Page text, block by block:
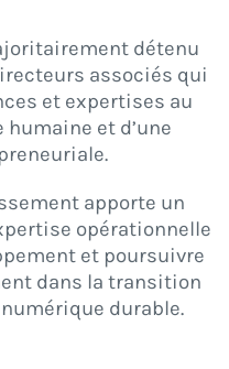
détenu
associés qui
et expertises au
humaine et d’une
apporte un
opérationnelle
et poursuivre
dans la transition
durable.